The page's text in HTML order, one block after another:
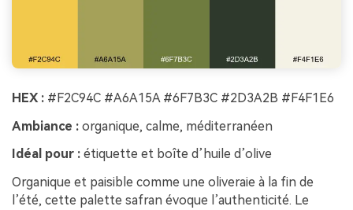
HEX : #F2C94C #A6A15A #6F7B3C #2D3A2B #F4F1E6
Ambiance : organique, calme, méditerranéen
Idéal pour : étiquette et boîte d’huile d’olive
Organique et paisible comme une oliveraie à la fin de
l’été, cette palette safran évoque l’authenticité. Le